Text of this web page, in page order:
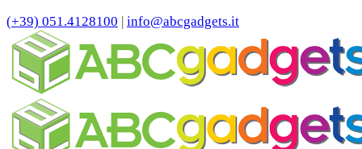
(+39) 051.4128100 | info@abcgadgets.it